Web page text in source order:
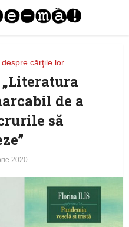
cărţile lor
de a
să
2020